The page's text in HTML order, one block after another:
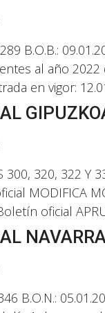
B.O.B.:
al año
en vigor:
300, 320, 322 Y
MODIFICA
oficial
B.O.N.: